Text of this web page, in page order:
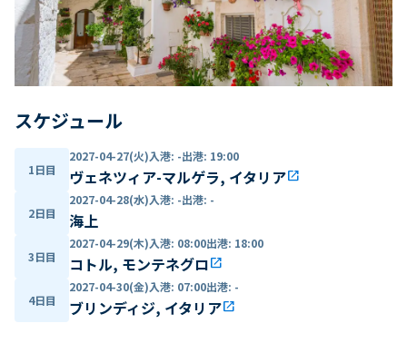
スケジュール
1日目
2027-04-27(火)入港: -出港: 19:00
ヴェネツィア-マルゲラ, イタリアopen_in_new
2日目
2027-04-28(水)入港: -出港: -
海上
3日目
2027-04-29(木)入港: 08:00出港: 18:00
コトル, モンテネグロopen_in_new
4日目
2027-04-30(金)入港: 07:00出港: -
ブリンディジ, イタリアopen_in_new